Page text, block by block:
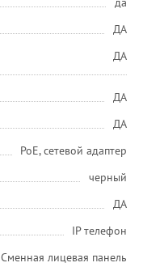
ДА
ДА
ДА
ДА
PoE, сетевой адаптер
черный
ДА
IP телефон
Сменная лицевая панель